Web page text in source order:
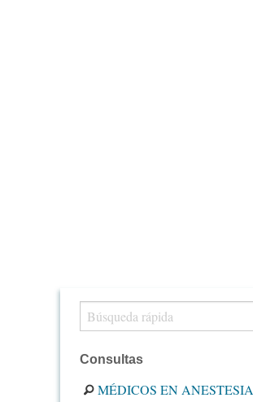
Consultas
MÉDICOS EN ANESTESIA